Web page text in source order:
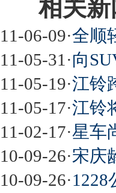
相关新
11-06-09·全顺
11-05-31 ·向
11-05-19·江铃
11-05-17·江铃
11-02-17·星车
10-09-26·宋庆
10-09-26·1228